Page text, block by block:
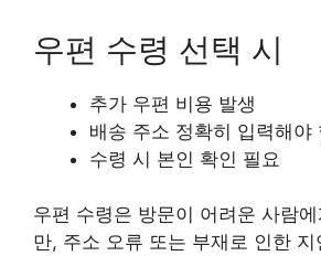
우편 수령 선택 시
추가 우편 비용 발생
배송 주소 정확히 입력해야
수령 시 본인 확인 필요
우편 수령은 방문이 어려운 사람
만, 주소 오류 또는 부재로 인한